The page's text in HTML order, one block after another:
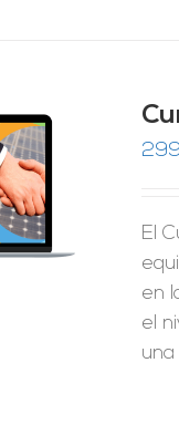
El
en
el